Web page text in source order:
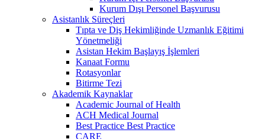
Kurum Dışı Personel Başvurusu
Asistanlık Süreçleri
Tıpta ve Diş Hekimliğinde Uzmanlık Eğitimi
Yönetmeliği
Asistan Hekim Başlayış İşlemleri
Kanaat Formu
Rotasyonlar
Bitirme Tezi
Akademik Kaynaklar
Academic Journal of Health
ACH Medical Journal
Best Practice Best Practice
CARE